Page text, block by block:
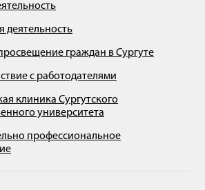
деятельность
граждан в Сургуте
с работодателями
клиника Сургутского
университета
профессиональное